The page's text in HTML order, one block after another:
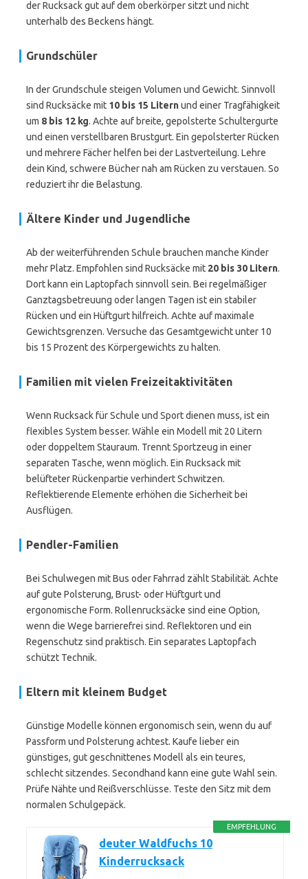
der Rucksack gut auf dem oberkörper sitzt und nicht
unterhalb des Beckens hängt.
Grundschüler
In der Grundschule steigen Volumen und Gewicht. Sinnvoll
sind Rucksäcke mit 10 bis 15 Liternund einer Tragfähigkeit
um 8 bis 12 kg. Achte auf breite, gepolsterte Schultergurte
und einen verstellbaren Brustgurt. Ein gepolsterter Rücken
und mehrere Fächer helfen bei der Lastverteilung. Lehre
dein Kind, schwere Bücher nah am Rücken zu verstauen. So
reduziert ihr die Belastung.
Ältere Kinder und Jugendliche
Ab der weiterführenden Schule brauchen manche Kinder
mehr Platz. Empfohlen sind Rucksäcke mit 20 bis 30 Litern.
Dort kann ein Laptopfach sinnvoll sein. Bei regelmäßiger
Ganztagsbetreuung oder langen Tagen ist ein stabiler
Rücken und ein Hüftgurt hilfreich. Achte auf maximale
Gewichtsgrenzen. Versuche das Gesamtgewicht unter 10
bis 15 Prozent des Körpergewichts zu halten.
Familien mit vielen Freizeitaktivitäten
Wenn Rucksack für Schule und Sport dienen muss, ist ein
flexibles System besser. Wähle ein Modell mit 20 Litern
oder doppeltem Stauraum. Trennt Sportzeug in einer
separaten Tasche, wenn möglich. Ein Rucksack mit
belüfteter Rückenpartie verhindert Schwitzen.
Reflektierende Elemente erhöhen die Sicherheit bei
Ausflügen.
Pendler-Familien
Bei Schulwegen mit Bus oder Fahrrad zählt Stabilität. Achte
auf gute Polsterung, Brust- oder Hüftgurt und
ergonomische Form. Rollenrucksäcke sind eine Option,
wenn die Wege barrierefrei sind. Reflektoren und ein
Regenschutz sind praktisch. Ein separates Laptopfach
schützt Technik.
Eltern mit kleinem Budget
Günstige Modelle können ergonomisch sein, wenn du auf
Passform und Polsterung achtest. Kaufe lieber ein
günstiges, gut geschnittenes Modell als ein teures,
schlecht sitzendes. Secondhand kann eine gute Wahl sein.
Prüfe Nähte und Reißverschlüsse. Teste den Sitz mit dem
normalen Schulgepäck.
EMPFEHLUNG
deuter Waldfuchs 10
Kinderrucksack